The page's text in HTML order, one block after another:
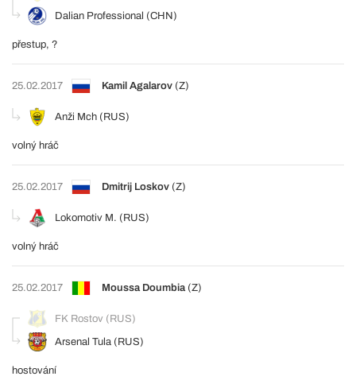
Dalian Professional (CHN)
přestup, ?
25.02.2017 Kamil Agalarov (Z)
Anži Mch (RUS)
volný hráč
25.02.2017 Dmitrij Loskov (Z)
Lokomotiv M. (RUS)
volný hráč
25.02.2017 Moussa Doumbia (Z)
FK Rostov (RUS)
Arsenal Tula (RUS)
hostování